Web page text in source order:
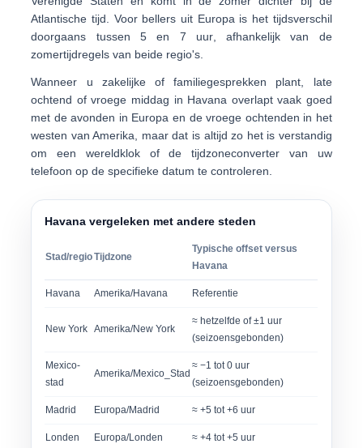
Atlantische tijd. Voor bellers uit Europa is het tijdsverschil
doorgaans tussen 5 en 7 uur, afhankelijk van de
zomertijdregels van beide regio's.
Wanneer u zakelijke of familiegesprekken plant, late
ochtend of vroege middag in Havana overlapt vaak goed
met de avonden in Europa en de vroege ochtenden in het
westen van Amerika, maar dat is altijd zo het is verstandig
om een wereldklok of de tijdzoneconverter van uw
telefoon op de specifieke datum te controleren.
Havana vergeleken met andere steden
Stad/regioTijdzone
Typische offset versus
Havana
Havana Amerika/Havana Referentie
New York Amerika/New York
≈ hetzelfde of ±1 uur
(seizoensgebonden)
Mexico-
stad
Amerika/Mexico_Stad
≈ −1 tot 0 uur
(seizoensgebonden)
Madrid Europa/Madrid ≈ +5 tot +6 uur
Londen Europa/Londen ≈ +4 tot +5 uur